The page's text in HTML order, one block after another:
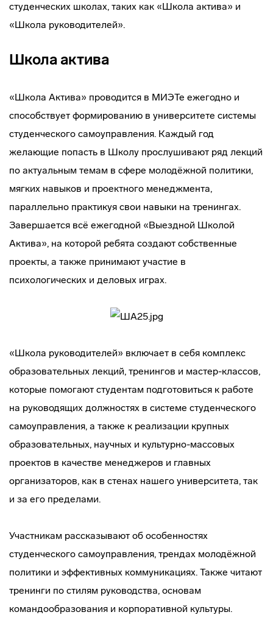
студенческих школах, таких как «Школа актива» и
«Школа руководителей».
Школа актива
«Школа Актива» проводится в МИЭТе ежегодно и
способствует формированию в университете системы
студенческого самоуправления. Каждый год
желающие попасть в Школу прослушивают ряд лекций
по актуальным темам в сфере молодёжной политики,
мягких навыков и проектного менеджмента,
параллельно практикуя свои навыки на тренингах.
Завершается всё ежегодной «Выездной Школой
Актива», на которой ребята создают собственные
проекты, а также принимают участие в
психологических и деловых играх.
«Школа руководителей» включает в себя комплекс
образовательных лекций, тренингов и мастер-классов,
которые помогают студентам подготовиться к работе
на руководящих должностях в системе студенческого
самоуправления, а также к реализации крупных
образовательных, научных и культурно-массовых
проектов в качестве менеджеров и главных
организаторов, как в стенах нашего университета, так
и за его пределами.
Участникам рассказывают об особенностях
студенческого самоуправления, трендах молодёжной
политики и эффективных коммуникациях. Также читают
тренинги по стилям руководства, основам
командообразования и корпоративной культуры.